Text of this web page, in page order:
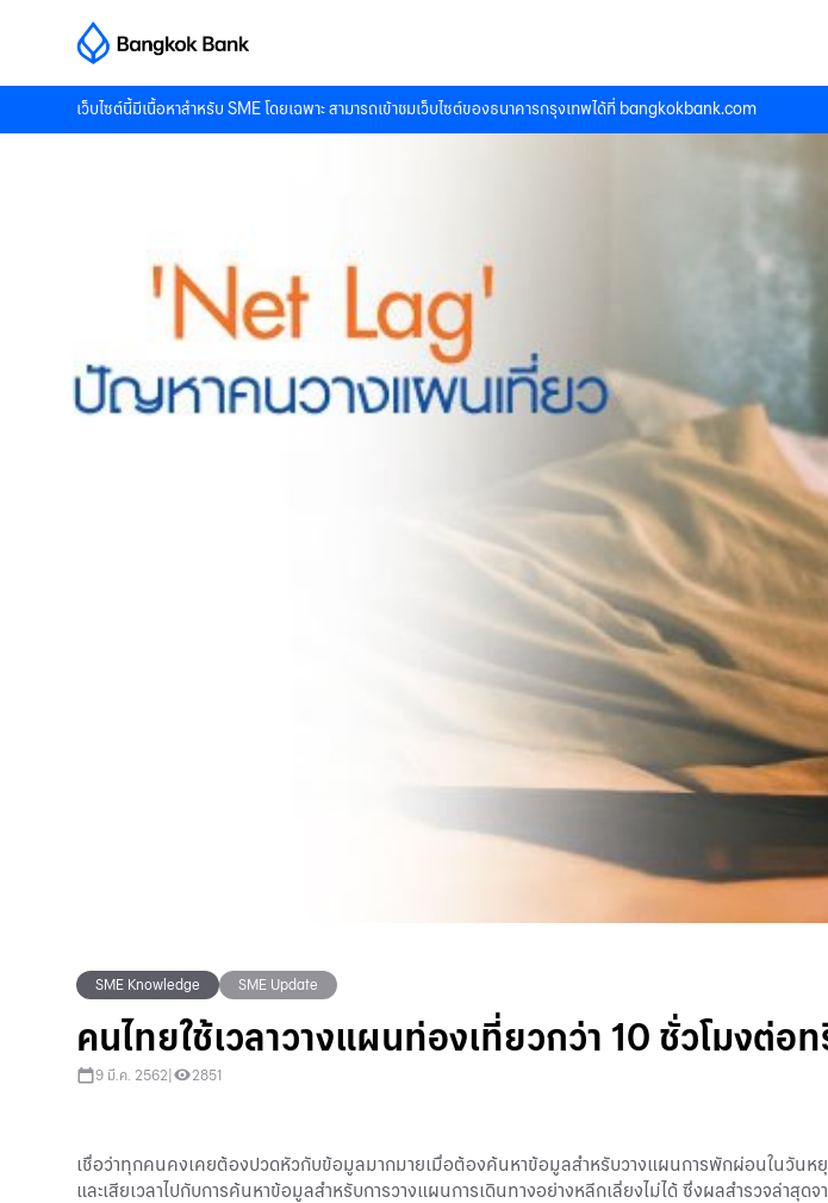
เว็บไซต์นี้มีเนื้อหาสำหรับ SME โดยเฉพาะ สามารถเข้าชมเว็บไซต์ของธนาคารกรุงเทพได้ที่ bangkokbank.com
SME Knowledge SME Update
คนไทยใช้เวลาวางแผนท่องเที่ยวกว่า 10 ชั่วโมงต่อ
9 มี.ค. 2562| 2851
เชื่อว่าทุกคนคงเคยต้องปวดหัวกับข้อมูลมากมายเมื่อต้องค้นหาข้อมูลสำหรับวางแผนการพักผ่อนในวันหยุ
และเสียเวลาไปกับการค้นหาข้อมูลสำหรับการวางแผนการเดินทางอย่างหลีกเลี่ยงไม่ได้ ซึ่งผลสำรวจล่าสุ